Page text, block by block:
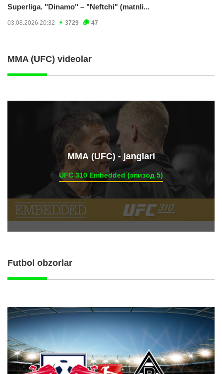
Superliga. "Dinamo" – "Neftchi" (matnli...
03.08.2026 20:32 3729 47
MMA (UFC) videolar
ММА (UFC) - janglari
UFC 310 Embedded (эпизод 5)
Futbol obzorlar